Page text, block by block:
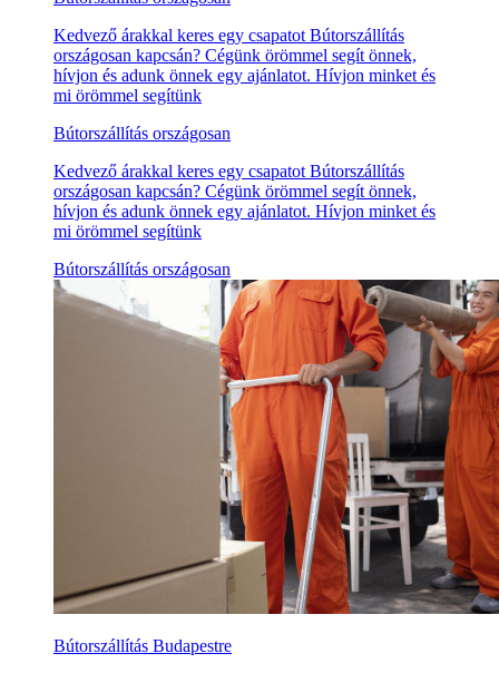
Kedvező árakkal keres egy csapatot Bútorszállítás
országosan kapcsán? Cégünk örömmel segít önnek,
hívjon és adunk önnek egy ajánlatot. Hívjon minket és
mi örömmel segítünk
Bútorszállítás országosan
Kedvező árakkal keres egy csapatot Bútorszállítás
országosan kapcsán? Cégünk örömmel segít önnek,
hívjon és adunk önnek egy ajánlatot. Hívjon minket és
mi örömmel segítünk
Bútorszállítás országosan
Bútorszállítás Budapestre